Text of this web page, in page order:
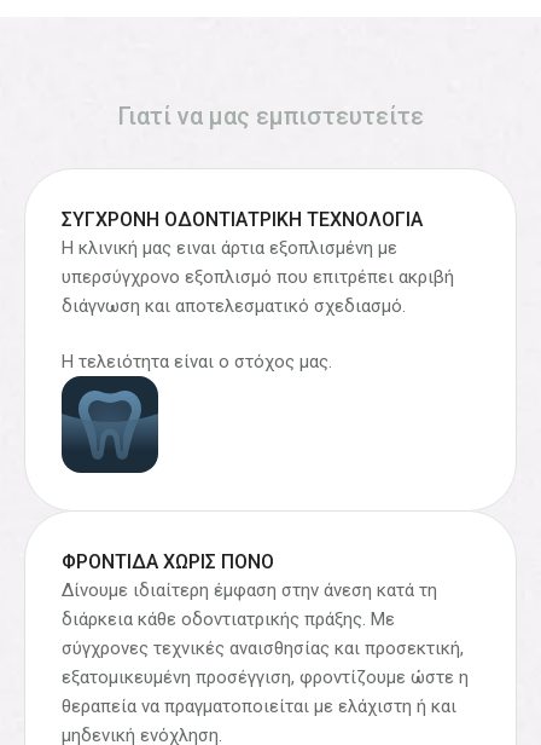
Γιατί να μας εμπιστευτείτε
ΣΎΓΧΡΟΝΗ ΟΔΟΝΤΙΑΤΡΙΚΉ ΤΕΧΝΟΛΟΓΊΑ
Η κλινική μας ειναι άρτια εξοπλισμένη με
υπερσύγχρονο εξοπλισμό που επιτρέπει ακριβή
διάγνωση και αποτελεσματικό σχεδιασμό.
Η τελειότητα είναι ο στόχος μας.
ΦΡΟΝΤΊΔΑ ΧΩΡΊΣ ΠΌΝΟ
Δίνουμε ιδιαίτερη έμφαση στην άνεση κατά τη
διάρκεια κάθε οδοντιατρικής πράξης. Με
σύγχρονες τεχνικές αναισθησίας και προσεκτική,
εξατομικευμένη προσέγγιση, φροντίζουμε ώστε η
θεραπεία να πραγματοποιείται με ελάχιστη ή και
μηδενική ενόχληση.